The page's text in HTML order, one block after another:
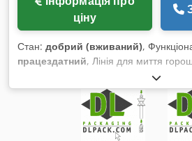
ціну
Стан: добрий (вживаний),
працездатний, Лінія для миття
для миття горошку, що складається з
робочою платформою з нержавіючої
мийки горошку. Комплект
остаточного очищення овочів від
органічних залишків. У комплект